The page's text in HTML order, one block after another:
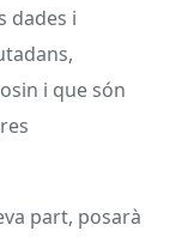
dades i
i que són
part, posarà